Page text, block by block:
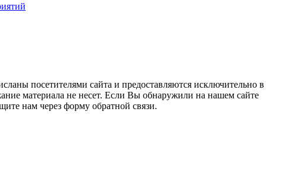
посетителями сайта и предоставляются исключительно в
материала не несет. Если Вы обнаружили на нашем сайте
нам через форму обратной связи.